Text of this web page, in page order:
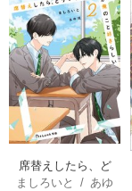
席替えしたら、ど
うやら後ろの男が
ましろいと / あゆ